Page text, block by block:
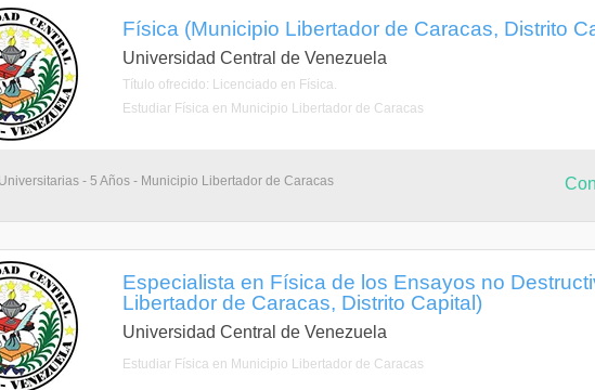
Física (Municipio Libertador de Caracas, Distrito
Universidad Central de Venezuela
Título ofrecido: Licenciado en Física.
Estudiar Física en Municipio Libertador de Caracas
- 5 Años - Municipio Libertador de Caracas
Especialista en Física de los Ensayos no
Libertador de Caracas, Distrito Capital)
Universidad Central de Venezuela
Estudiar Física en Municipio Libertador de Caracas